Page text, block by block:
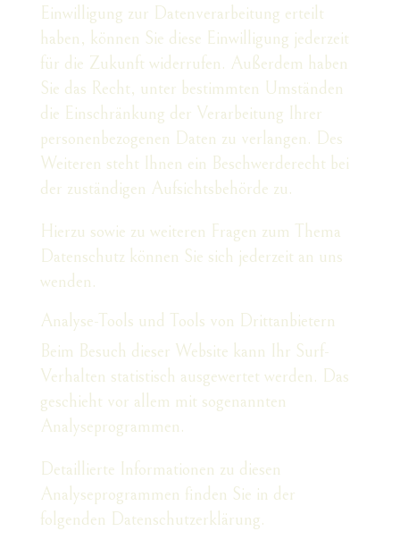
Einwilligung zur Datenverarbeitung erteilt
haben, können Sie diese Einwilligung jederzeit
für die Zukunft widerrufen. Außerdem haben
Sie das Recht, unter bestimmten Umständen
die Einschränkung der Verarbeitung Ihrer
personenbezogenen Daten zu verlangen. Des
Weiteren steht Ihnen ein Beschwerderecht bei
der zuständigen Aufsichtsbehörde zu.
Hierzu sowie zu weiteren Fragen zum Thema
Datenschutz können Sie sich jederzeit an uns
wenden.
Analyse-Tools und Tools von Dritt­anbietern
Beim Besuch dieser Website kann Ihr Surf-
Verhalten statistisch ausgewertet werden. Das
geschieht vor allem mit sogenannten
Analyseprogrammen.
Detaillierte Informationen zu diesen
Analyseprogrammen finden Sie in der
folgenden Datenschutzerklärung.